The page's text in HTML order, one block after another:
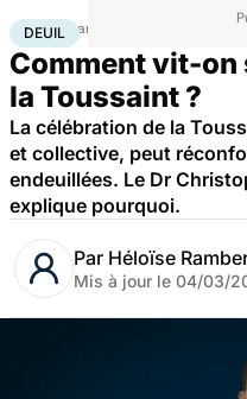
Accueil Santé
DEUIL
Comment vit-on
la Toussaint ?
La célébration de la
et collective, peut
endeuillées. Le Dr
explique pourquoi.
Par Héloïse
Mis à jour le 04/03/